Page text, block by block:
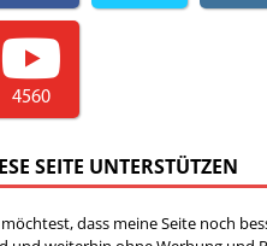
4560
SEITE UNTERSTÜTZEN
dass meine Seite noch